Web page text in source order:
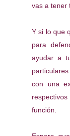
vas a tener
Y si lo que
para
ayudar a
con una
función.